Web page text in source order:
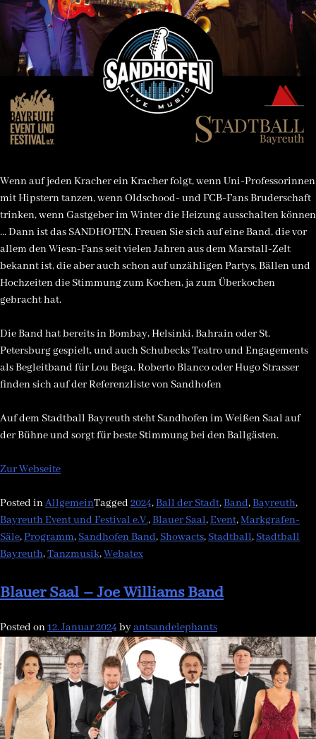
Wenn auf jeden Kracher ein Kracher folgt, wenn Uni-Professorinnen
mit Hipstern tanzen, wenn Oldschood- und FCB-Fans Bruderschaft
trinken, wenn Gastgeber im Winter die Heizung ausschalten können
… Dann ist das SANDHOFEN. Freuen Sie sich auf eine Band, die vor
allem den Wiesn-Fans seit vielen Jahren aus dem Marstall-Zelt
bekannt ist, die aber auch schon auf unzähligen Partys, Bällen und
Hochzeiten die Stimmung zum Kochen, ja zum Überkochen
gebracht hat.
Die Band hat bereits in Bombay, Helsinki, Bahrain oder St.
Petersburg gespielt, und auch Schubecks Teatro und Engagements
als Begleitband für Lou Bega, Roberto Blanco oder Hugo Strasser
finden sich auf der Referenzliste von Sandhofen
Auf dem Stadtball Bayreuth steht Sandhofen im Weißen Saal auf
der Bühne und sorgt für beste Stimmung bei den Ballgästen.
Zur Webseite
Posted inAllgemeinTagged 2024,Ball der Stadt,Band,Bayreuth,
Bayreuth Event und Festival e.V.,Blauer Saal,Event,Markgrafen-
Säle,Programm, Sandhofen Band, Showacts, Stadtball, Stadtball
Bayreuth,Tanzmusik,Webatex
Blauer Saal – Joe Williams Band
Posted on12. Januar 2024 byantsandelephants